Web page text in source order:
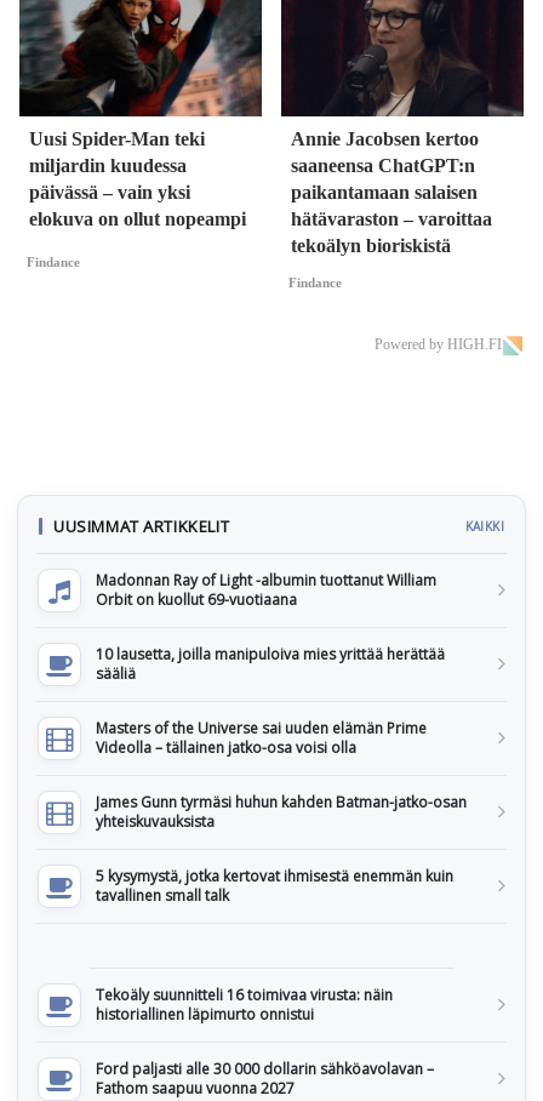
Uusi Spider-Man teki
miljardin kuudessa
päivässä – vain yksi
elokuva on ollut nopeampi
Findance
Annie Jacobsen kertoo
saaneensa ChatGPT:n
paikantamaan salaisen
hätävaraston – varoittaa
tekoälyn bioriskistä
Findance
Powered by HIGH.FI
UUSIMMAT ARTIKKELIT KAIKKI
Madonnan Ray of Light -albumin tuottanut William
Orbit on kuollut 69-vuotiaana
10 lausetta, joilla manipuloiva mies yrittää herättää
sääliä
Masters of the Universe sai uuden elämän Prime
Videolla – tällainen jatko-osa voisi olla
James Gunn tyrmäsi huhun kahden Batman-jatko-osan
yhteiskuvauksista
5 kysymystä, jotka kertovat ihmisestä enemmän kuin
tavallinen small talk
Tekoäly suunnitteli 16 toimivaa virusta: näin
historiallinen läpimurto onnistui
Ford paljasti alle 30 000 dollarin sähköavolavan –
Fathom saapuu vuonna 2027